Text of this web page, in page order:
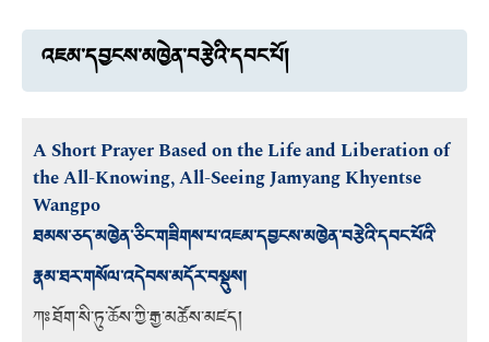
འཇམ་དབྱངས་མཁྱེན་བརྩེའི་དབང་པོ།
A Short Prayer Based on the Life and Liberation of
the All-Knowing, All-Seeing Jamyang Khyentse
Wangpo
ཐམས་ཅད་མཁྱེན་ཅིང་གཟིགས་པ་འཇམ་དབྱངས་མཁྱེན་བརྩེའི་དབང་པོའི་
རྣམ་ཐར་གསོལ་འདེབས་མདོར་བསྡུས།
ཀཿཐོག་སི་ཏུ་ཆོས་ཀྱི་རྒྱ་མཚོས་མཛད།